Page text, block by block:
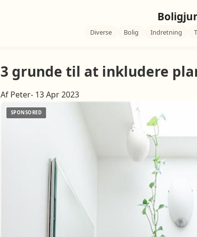
Diverse Bolig Indretning
3 grunde til at inkludere
Af Peter- 13 Apr 2023